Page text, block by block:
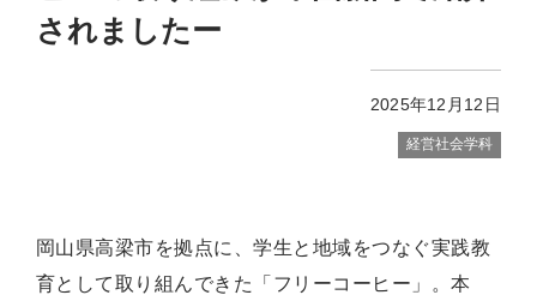
されましたー
2025年12月12日
経営社会学科
岡山県高梁市を拠点に、学生と地域をつなぐ実践教
育として取り組んできた「フリーコーヒー」。本